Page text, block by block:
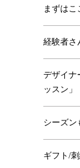
まずはこ
経験者さ
デザイナ
ッスン」
シーズン
ギフト/